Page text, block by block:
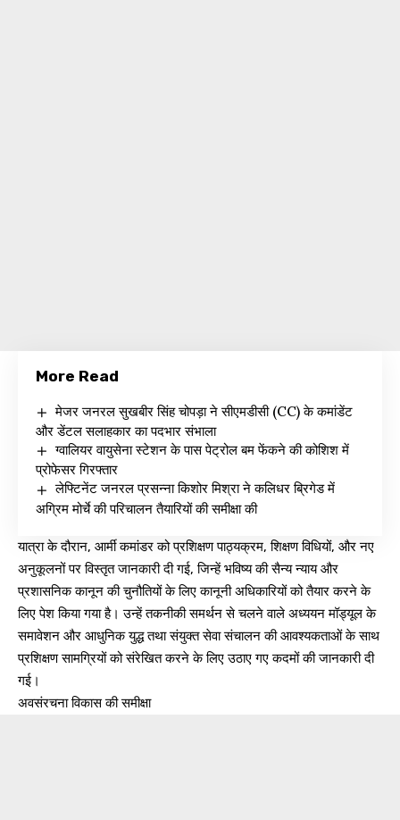
More Read
मेजर जनरल सुखबीर सिंह चोपड़ा ने सीएमडीसी (CC) के कमांडेंट
और डेंटल सलाहकार का पदभार संभाला
ग्वालियर वायुसेना स्टेशन के पास पेट्रोल बम फेंकने की कोशिश में
प्रोफेसर गिरफ्तार
लेफ्टिनेंट जनरल प्रसन्ना किशोर मिश्रा ने कलिधर ब्रिगेड में
अग्रिम मोर्चे की परिचालन तैयारियों की समीक्षा की
यात्रा के दौरान, आर्मी कमांडर को प्रशिक्षण पाठ्यक्रम, शिक्षण विधियों, और नए
अनुकूलनों पर विस्तृत जानकारी दी गई, जिन्हें भविष्य की सैन्य न्याय और
प्रशासनिक कानून की चुनौतियों के लिए कानूनी अधिकारियों को तैयार करने के
लिए पेश किया गया है। उन्हें तकनीकी समर्थन से चलने वाले अध्ययन मॉड्यूल के
समावेशन और आधुनिक युद्ध तथा संयुक्त सेवा संचालन की आवश्यकताओं के साथ
प्रशिक्षण सामग्रियों को संरेखित करने के लिए उठाए गए कदमों की जानकारी दी
गई।
अवसंरचना विकास की समीक्षा